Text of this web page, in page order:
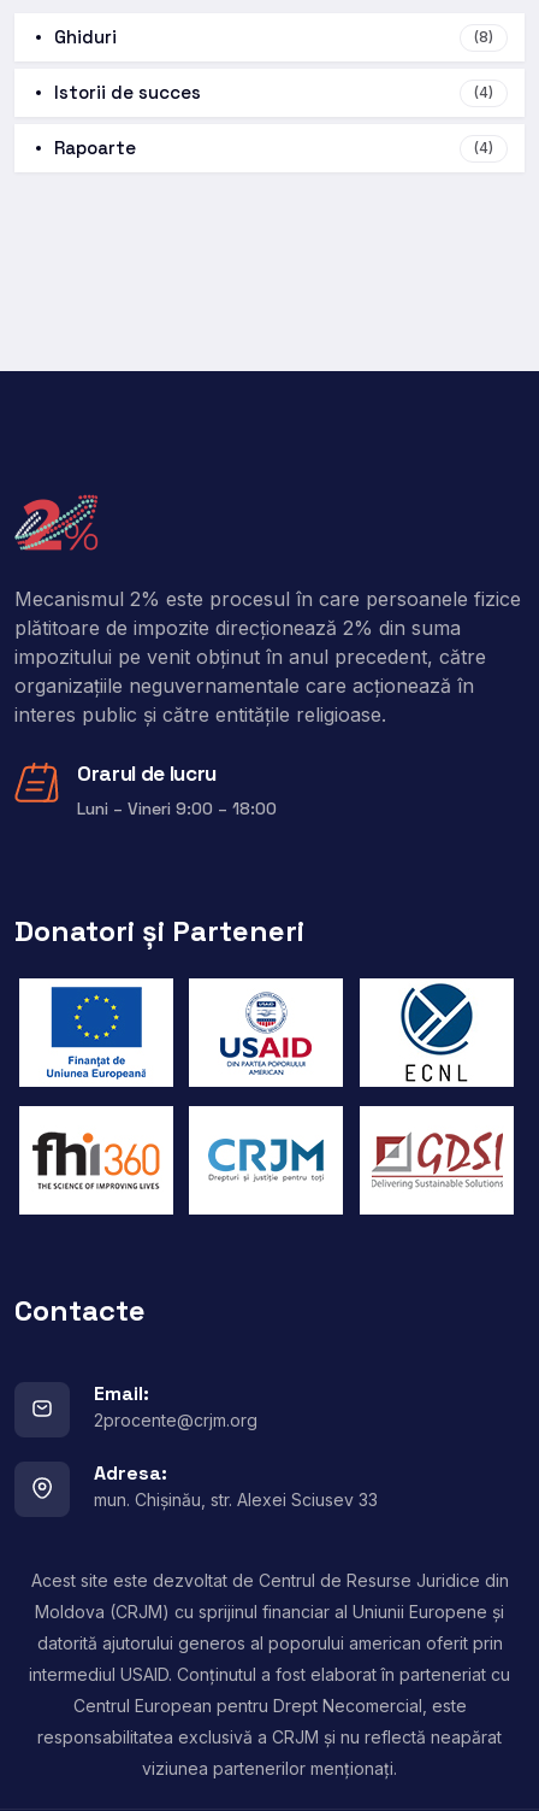
Ghiduri (8)
Istorii de succes (4)
Rapoarte (4)
Mecanismul 2% este procesul în care persoanele fizice
plătitoare de impozite direcţionează 2% din suma
impozitului pe venit obţinut în anul precedent, către
organizaţiile neguvernamentale care acţionează în
interes public şi către entitățile religioase.
Orarul de lucru
Luni – Vineri 9:00 – 18:00
Donatori și Parteneri
Contacte
Email:
2procente@crjm.org
Adresa:
mun. Chișinău, str. Alexei Sciusev 33
Acest site este dezvoltat de Centrul de Resurse Juridice din
Moldova (CRJM) cu sprijinul financiar al Uniunii Europene și
datorită ajutorului generos al poporului american oferit prin
intermediul USAID. Conținutul a fost elaborat în parteneriat cu
Centrul European pentru Drept Necomercial, este
responsabilitatea exclusivă a CRJM și nu reflectă neapărat
viziunea partenerilor menționați.